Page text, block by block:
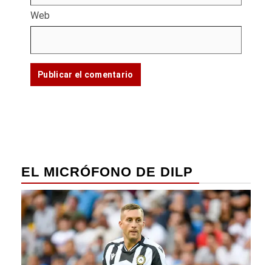
Web
EL MICRÓFONO DE DILP